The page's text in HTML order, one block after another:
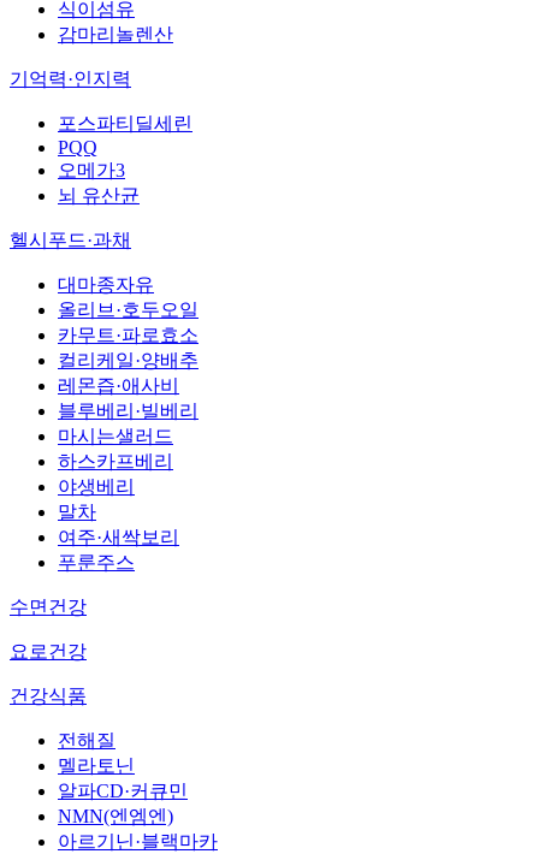
식이섬유
감마리놀렌산
기억력·인지력
포스파티딜세린
PQQ
오메가3
뇌 유산균
헬시푸드·과채
대마종자유
올리브·호두오일
카무트·파로효소
컬리케일·양배추
레몬즙·애사비
블루베리·빌베리
마시는샐러드
하스카프베리
야생베리
말차
여주·새싹보리
푸룬주스
수면건강
요로건강
건강식품
전해질
멜라토닌
알파CD·커큐민
NMN(엔엠엔)
아르기닌·블랙마카